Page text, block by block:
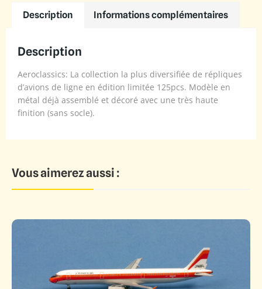
Description Informations complémentaires
Description
Aeroclassics: La collection la plus diversifiée de répliques
d’avions de ligne en édition limitée 125pcs. Modèle en
métal déjà assemblé et décoré avec une très haute
finition (sans socle).
Vous aimerez aussi :